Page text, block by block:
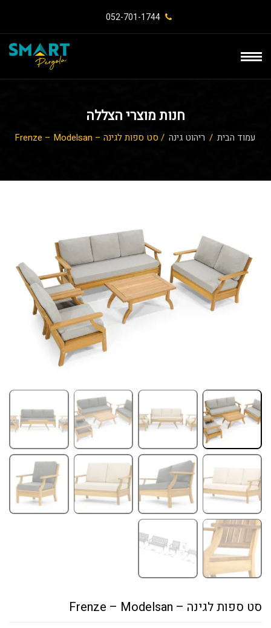
052-701-1744⁩
חנות מוצרי הצללה
עמוד הבית / ריהוט גינה / סט ספות לגינה – Frenze – Modelsan
סט ספות לגינה – Frenze – Modelsan